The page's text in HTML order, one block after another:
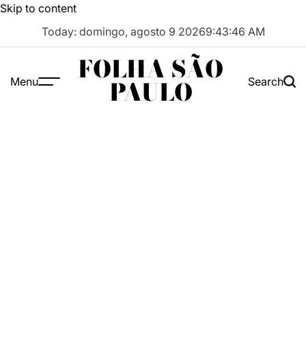
Skip to content
Today: domingo, agosto 9 20269:43:47 AM
Menu FOLHA SÃO
PAULO Search